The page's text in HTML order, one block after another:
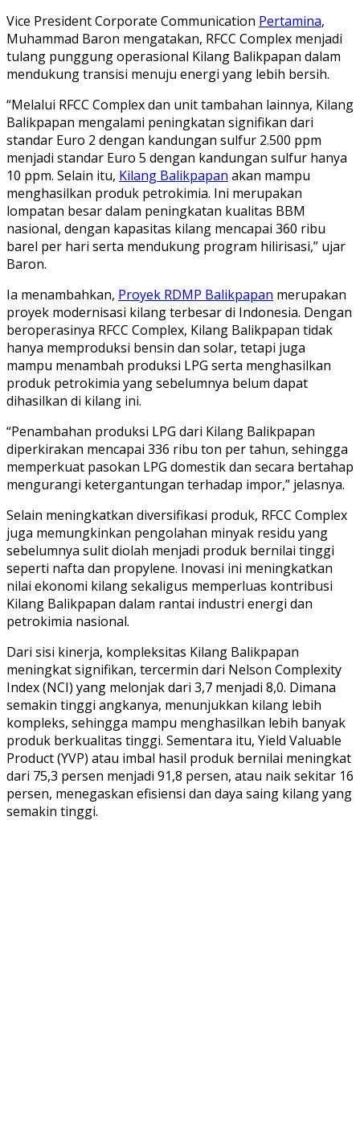
Vice President Corporate Communication Pertamina,
Muhammad Baron mengatakan, RFCC Complex menjadi
tulang punggung operasional Kilang Balikpapan dalam
mendukung transisi menuju energi yang lebih bersih.
“Melalui RFCC Complex dan unit tambahan lainnya, Kilang
Balikpapan mengalami peningkatan signifikan dari
standar Euro 2 dengan kandungan sulfur 2.500 ppm
menjadi standar Euro 5 dengan kandungan sulfur hanya
10 ppm. Selain itu, Kilang Balikpapan akan mampu
menghasilkan produk petrokimia. Ini merupakan
lompatan besar dalam peningkatan kualitas BBM
nasional, dengan kapasitas kilang mencapai 360 ribu
barel per hari serta mendukung program hilirisasi,” ujar
Baron.
Ia menambahkan, Proyek RDMP Balikpapan merupakan
proyek modernisasi kilang terbesar di Indonesia. Dengan
beroperasinya RFCC Complex, Kilang Balikpapan tidak
hanya memproduksi bensin dan solar, tetapi juga
mampu menambah produksi LPG serta menghasilkan
produk petrokimia yang sebelumnya belum dapat
dihasilkan di kilang ini.
“Penambahan produksi LPG dari Kilang Balikpapan
diperkirakan mencapai 336 ribu ton per tahun, sehingga
memperkuat pasokan LPG domestik dan secara bertahap
mengurangi ketergantungan terhadap impor,” jelasnya.
Selain meningkatkan diversifikasi produk, RFCC Complex
juga memungkinkan pengolahan minyak residu yang
sebelumnya sulit diolah menjadi produk bernilai tinggi
seperti nafta dan propylene. Inovasi ini meningkatkan
nilai ekonomi kilang sekaligus memperluas kontribusi
Kilang Balikpapan dalam rantai industri energi dan
petrokimia nasional.
Dari sisi kinerja, kompleksitas Kilang Balikpapan
meningkat signifikan, tercermin dari Nelson Complexity
Index (NCI) yang melonjak dari 3,7 menjadi 8,0. Dimana
semakin tinggi angkanya, menunjukkan kilang lebih
kompleks, sehingga mampu menghasilkan lebih banyak
produk berkualitas tinggi. Sementara itu, Yield Valuable
Product (YVP) atau imbal hasil produk bernilai meningkat
dari 75,3 persen menjadi 91,8 persen, atau naik sekitar 16
persen, menegaskan efisiensi dan daya saing kilang yang
semakin tinggi.